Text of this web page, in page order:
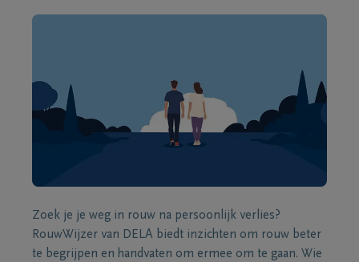
Zoek je je weg in rouw na persoonlijk verlies?
RouwWijzer van DELA biedt inzichten om rouw beter
te begrijpen en handvaten om ermee om te gaan. Wie